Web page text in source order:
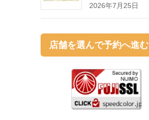
2026年7月25日
店舗を選んで予約へ進む